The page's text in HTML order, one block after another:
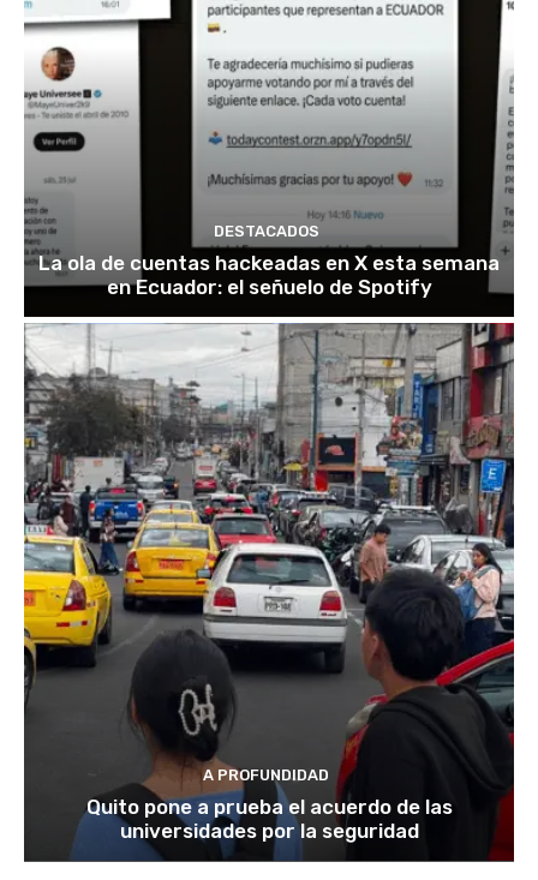
DESTACADOS
La ola de cuentas hackeadas en X esta semana
en Ecuador: el señuelo de Spotify
A PROFUNDIDAD
Quito pone a prueba el acuerdo de las
universidades por la seguridad